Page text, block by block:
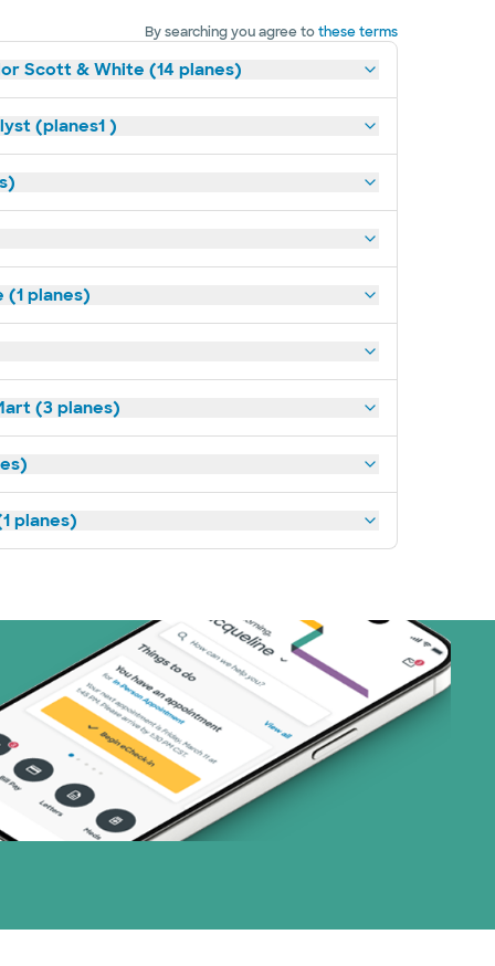
By searching you agree tothese terms
Scott & White (14 planes)
(planes1 )
(1 planes)
(3 planes)
planes)